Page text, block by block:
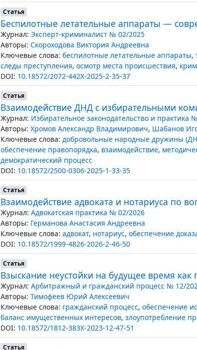
Статья
Беспилотные летательные аппараты —
Журнал: Эксперт-криминалист № 02/2025
Авторы: Скороходова Виктория Андреевна
Ключевые слова: беспилотные летательные аппараты,
следы преступления, осмотр места происшествия,
DOI: 10.18572/2072-442X-2025-2-35-37
Статья
Взаимодействие ДНД с избирательными
Журнал: Избирательное законодательство и практика
Авторы: Хромов Александр Владимирович, Шабанов
Ключевые слова: добровольные народные дружины
обеспечение правопорядка, взаимодействие,
демократический процесс
DOI: 10.18572/2500-0306-2025-1-33-35
Статья
Взаимодействие адвоката и нотариуса по
Журнал: Адвокатская практика № 02/2026
Авторы: Германова Анастасия Андреевна
Ключевые слова: адвокат, нотариус, обеспечение
DOI: 10.18572/1999-4826-2026-2-46-50
Статья
Взыскание неустойки на будущее время как
Журнал: Арбитражный и гражданский процесс № 12/
Авторы: Тимофеев Юрий Алексеевич
Ключевые слова: гражданский процесс, обеспечение
баланс имущественных интересов, злоупотребление
DOI: 10.18572/1812-383X-2023-12-47-51
Статья